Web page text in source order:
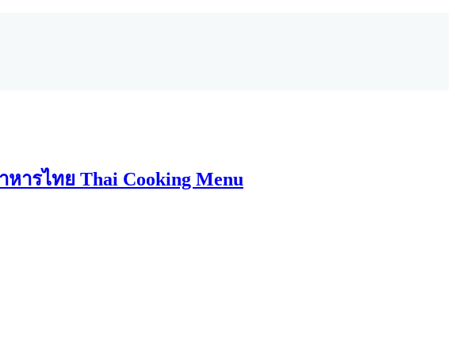
ารไทย Thai Cooking Menu